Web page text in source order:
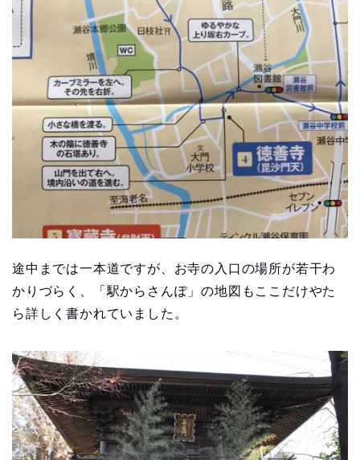
途中までは一本道ですが、お寺の入口の場所が若干わ
かりづらく、「駅からさんぽ」の地図もここだけやた
ら詳しく書かれていました。